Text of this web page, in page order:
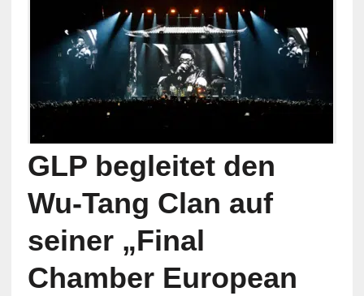
GLP begleitet den
Wu-Tang Clan auf
seiner „Final
Chamber European